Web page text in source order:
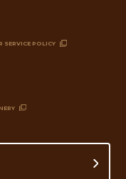
SERVICE POLICY